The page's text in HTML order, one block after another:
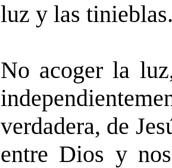
luz y las
No acoger la
verdadera, de
entre Dios y